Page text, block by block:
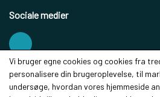
Sociale medier
Modtag vores nyhedsbrev via e-mail
Vi bruger egne cookies og cookies fra
personalisere din brugeroplevelse, til
undersøge, hvordan vores hjemmeside